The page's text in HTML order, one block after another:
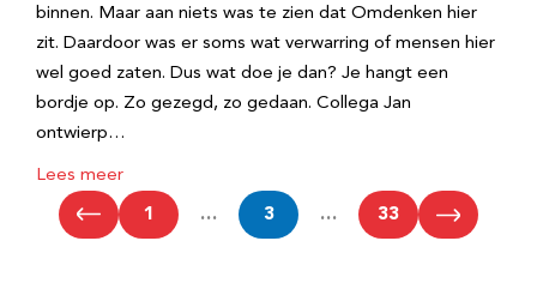
binnen. Maar aan niets was te zien dat Omdenken hier
zit. Daardoor was er soms wat verwarring of mensen hier
wel goed zaten. Dus wat doe je dan? Je hangt een
bordje op. Zo gezegd, zo gedaan. Collega Jan
ontwierp…
Lees meer
1 … 3 … 33